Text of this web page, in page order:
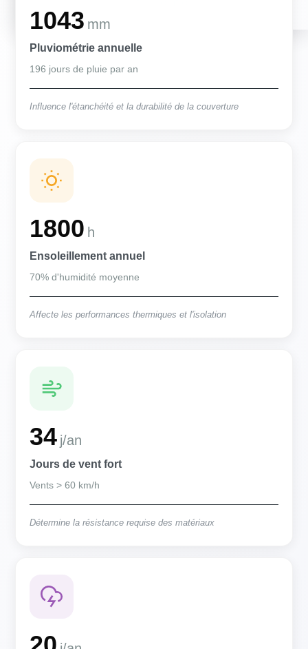
1043 mm
Pluviométrie annuelle
196 jours de pluie par an
Influence l'étanchéité et la durabilité de la couverture
1800 h
Ensoleillement annuel
70% d'humidité moyenne
Affecte les performances thermiques et l'isolation
34 j/an
Jours de vent fort
Vents > 60 km/h
Détermine la résistance requise des matériaux